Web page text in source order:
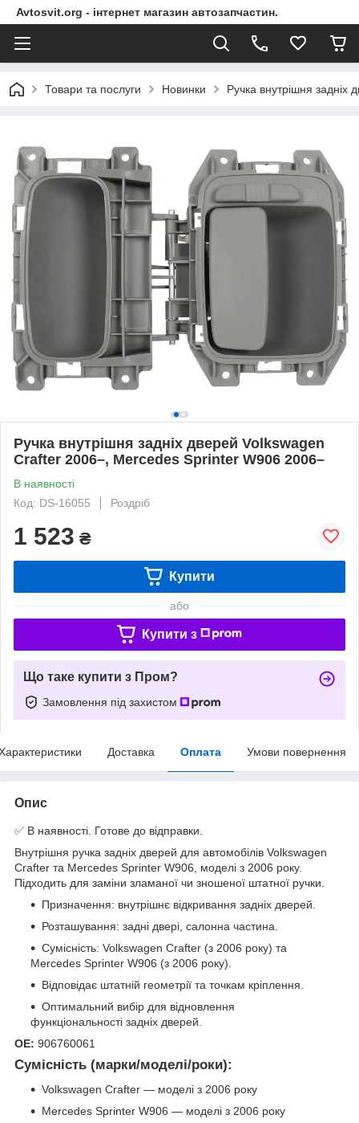
Avtosvit.org - інтернет магазин автозапчастин.
Товари та послуги Новинки Ручка внутрішня
Ручка внутрішня задніх дверей Volkswagen
Crafter 2006–, Mercedes Sprinter W906 2006–
В наявності
Код: DS-16055
Роздріб
1 523 ₴
Купити
або
Купити з
Що таке купити з Пром?
Замовлення під захистом
Доставка Оплата Умови повернення
Опис
✅ В наявності. Готове до відправки.
Внутрішня ручка задніх дверей для автомобілів Volkswagen
Crafter та Mercedes Sprinter W906, моделі з 2006 року.
Підходить для заміни зламаної чи зношеної штатної ручки.
Призначення: внутрішнє відкривання задніх дверей.
Розташування: задні двері, салонна частина.
Сумісність: Volkswagen Crafter (з 2006 року) та
Mercedes Sprinter W906 (з 2006 року).
Відповідає штатній геометрії та точкам кріплення.
Оптимальний вибір для відновлення
функціональності задніх дверей.
OE: 906760061
Сумісність (марки/моделі/роки):
Volkswagen Crafter — моделі з 2006 року
Mercedes Sprinter W906 — моделі з 2006 року